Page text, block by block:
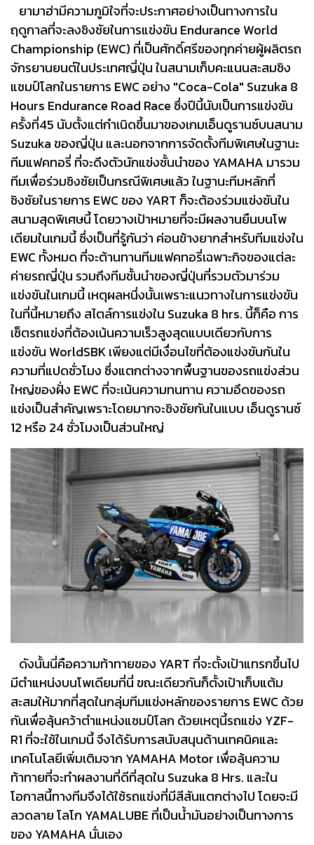
ยามาฮ่ามีความภูมิใจที่จะประกาศอย่างเป็นทางการใน
ฤดูกาลที่จะลงชิงชัยในการแข่งขัน Endurance World
Championship (EWC) ที่เป็นศักดิ์ศรีของทุกค่ายผู้ผลิตรถ
จักรยานยนต์ในประเทศญี่ปุ่น ในสนามเก็บคะแนนสะสมชิง
แชมป์โลกในรายการ EWC อย่าง "Coca-Cola" Suzuka 8
Hours Endurance Road Race ซึ่งปีนี้นับเป็นการแข่งขัน
ครั้งที่45 นับตั้งแต่กำเนิดขึ้นมาของเกมเอ็นดูรานซ์บนสนาม
Suzuka ของญี่ปุ่น และนอกจากการจัดตั้งทีมพิเศษในฐานะ
ทีมแฟคทอรี่ ที่จะดึงตัวนักแข่งชั้นนำของ YAMAHA มารวม
ทีมเพื่อร่วมชิงชัยเป็นกรณีพิเศษแล้ว ในฐานะทีมหลักที่
ชิงชัยในรายการ EWC ของ YART ก็จะต้องร่วมแข่งขันใน
สนามสุดพิเศษนี้ โดยวางเป้าหมายที่จะมีผลงานยืนบนโพ
เดียมในเกมนี้ ซึ่งเป็นที่รู้กันว่า ค่อนข้างยากสำหรับทีมแข่งใน
EWC ทั้งหมด ที่จะต้านทานทีมแฟคทอรี่เฉพาะกิจของแต่ละ
ค่ายรถญี่ปุ่น รวมถึงทีมชั้นนำของญี่ปุ่นที่รวมตัวมาร่วม
แข่งขันในเกมนี้ เหตุผลหนึ่งนั้นเพราะแนวทางในการแข่งขัน
ในที่นี้หมายถึง สไตล์การแข่งใน Suzuka 8 hrs. นี้ก็คือ การ
เซ็ตรถแข่งที่ต้องเน้นความเร็วสูงสุดแบบเดียวกับการ
แข่งขัน WorldSBK เพียงแต่มีเงื่อนไขที่ต้องแข่งขันกันใน
ความที่แปดชั่วโมง ซึ่งแตกต่างจากพื้นฐานของรถแข่งส่วน
ใหญ่ของฝั่ง EWC ที่จะเน้นความทนทาน ความอึดของรถ
แข่งเป็นสำคัญเพราะโดยมากจะชิงชัยกันในแบบ เอ็นดูรานซ์
12 หรือ 24 ชั่วโมงเป็นส่วนใหญ่
ดังนั้นนี่คือความท้าทายของ YART ที่จะตั้งเป้าแทรกขึ้นไป
มีตำแหน่งบนโพเดียมที่นี่ ขณะเดียวกันก็ตั้งเป้าเก็บแต้ม
สะสมให้มากที่สุดในกลุ่มทีมแข่งหลักของรายการ EWC ด้วย
กันเพื่อลุ้นคว้าตำแหน่งแชมป์โลก ด้วยเหตุนี้รถแข่ง YZF-
R1 ที่จะใช้ในเกมนี้ จึงได้รับการสนับสนุนด้านเทคนิคและ
เทคโนโลยีเพิ่มเติมจาก YAMAHA Motor เพื่อลุ้นความ
ท้าทายที่จะทำผลงานที่ดีที่สุดใน Suzuka 8 Hrs. และใน
โอกาสนี้ทางทีมจึงได้ใช้รถแข่งที่มีสีสันแตกต่างไป โดยจะมี
ลวดลาย โลโก YAMALUBE ที่เป็นน้ำมันอย่างเป็นทางการ
ของ YAMAHA นั่นเอง